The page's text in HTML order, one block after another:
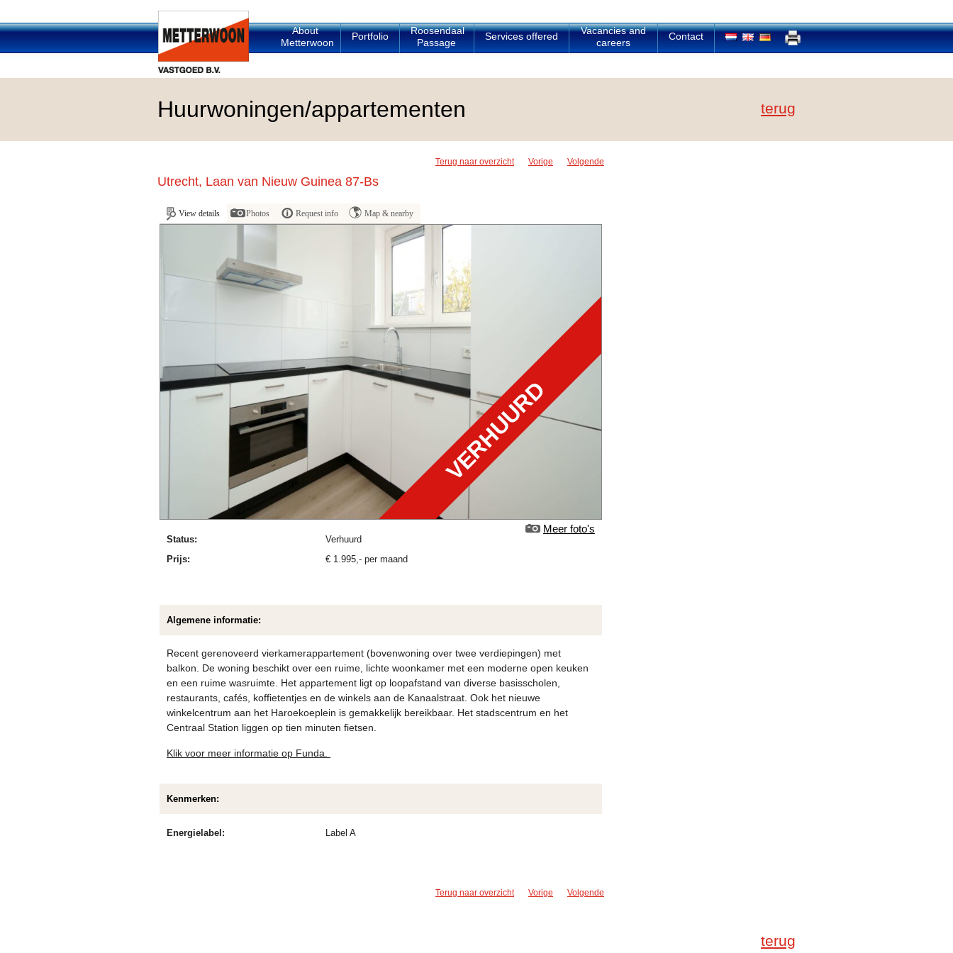
About
Metterwoon
Portfolio
Roosendaal
Passage
Services offered
Vacancies and
careers
Contact
Huurwoningen/appartementen terug
Terug naar overzicht Vorige Volgende
Utrecht, Laan van Nieuw Guinea 87-Bs
View details Photos Request info Map & nearby
VERHUURD
Meer foto's
Status:
verhuurd
Prijs:
€ 1.995 ,- per maand
Algemene informatie:
Recent gerenoveerd vierkamerappartement (bovenwoning over twee verdiepingen) met
balkon. De woning beschikt over een ruime, lichte woonkamer met een moderne open keuken
en een ruime wasruimte. Het appartement ligt op loopafstand van diverse basisscholen,
restaurants, cafés, koffietentjes en de winkels aan de Kanaalstraat. Ook het nieuwe
winkelcentrum aan het Haroekoeplein is gemakkelijk bereikbaar. Het stadscentrum en het
Centraal Station liggen op tien minuten fietsen.
Klik voor meer informatie op Funda.
Kenmerken:
Energielabel: Label A
Terug naar overzicht Vorige Volgende
terug